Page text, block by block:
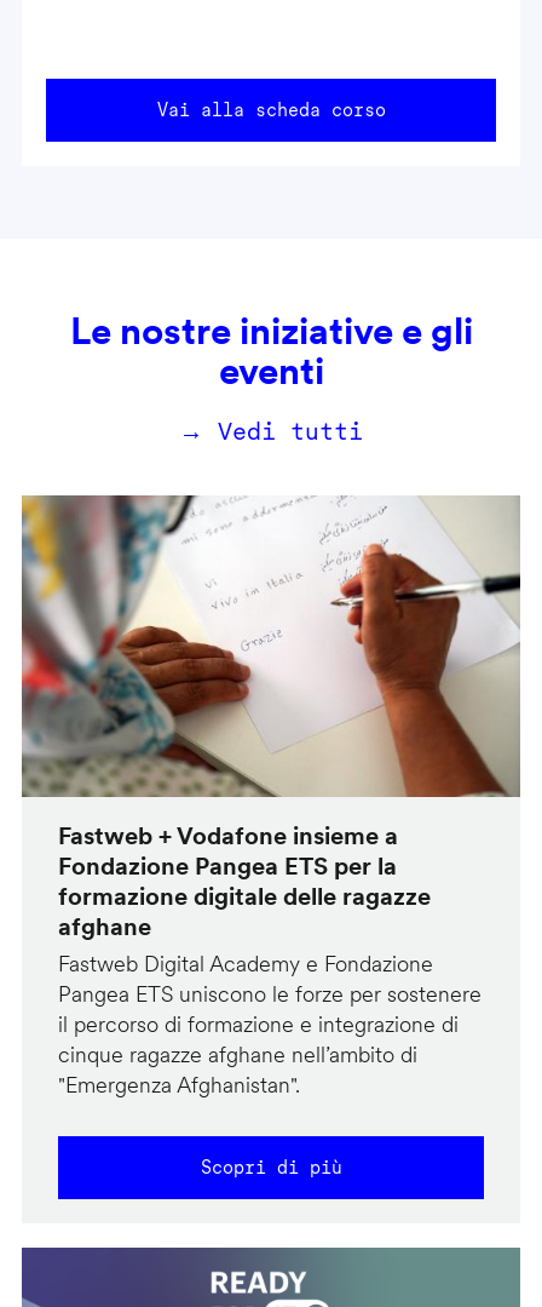
Vai alla scheda corso
Le nostre iniziative e gli
eventi
→ Vedi tutti
Fastweb + Vodafone insieme a
Fondazione Pangea ETS per la
formazione digitale delle ragazze
afghane
Fastweb Digital Academy e Fondazione
Pangea ETS uniscono le forze per sostenere
il percorso di formazione e integrazione di
cinque ragazze afghane nell’ambito di
"Emergenza Afghanistan".
Scopri di più